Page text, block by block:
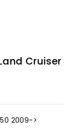
Cruiser
2009->